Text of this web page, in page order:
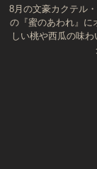
8月の文豪カクテル
の『蜜のあわれ』に
しい桃や西瓜の味